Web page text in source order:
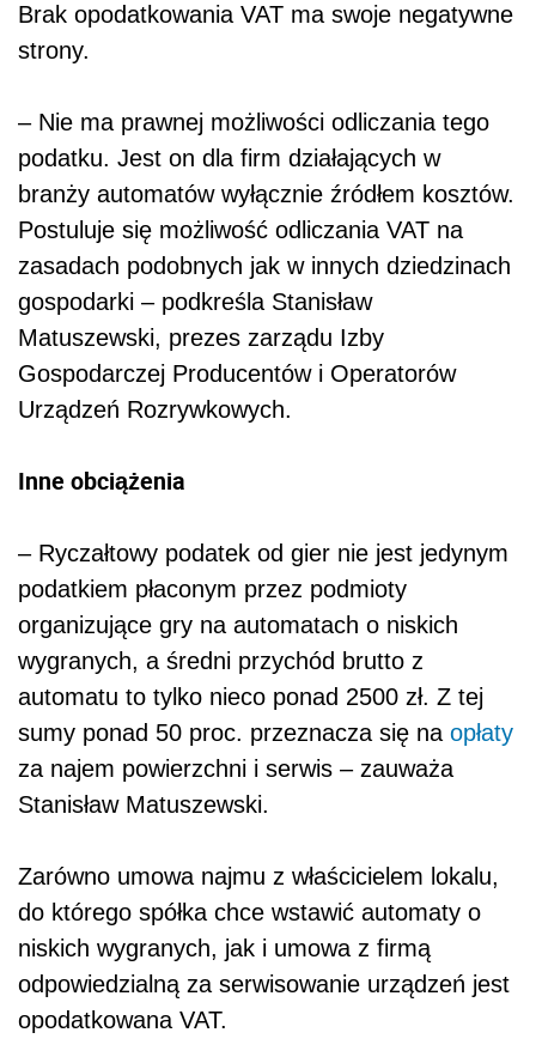
Brak opodatkowania VAT ma swoje negatywne
strony.
– Nie ma prawnej możliwości odliczania tego
podatku. Jest on dla firm działających w
branży automatów wyłącznie źródłem kosztów.
Postuluje się możliwość odliczania VAT na
zasadach podobnych jak w innych dziedzinach
gospodarki – podkreśla Stanisław
Matuszewski, prezes zarządu Izby
Gospodarczej Producentów i Operatorów
Urządzeń Rozrywkowych.
Inne obciążenia
– Ryczałtowy podatek od gier nie jest jedynym
podatkiem płaconym przez podmioty
organizujące gry na automatach o niskich
wygranych, a średni przychód brutto z
automatu to tylko nieco ponad 2500 zł. Z tej
sumy ponad 50 proc. przeznacza się na opłaty
za najem powierzchni i serwis – zauważa
Stanisław Matuszewski.
Zarówno umowa najmu z właścicielem lokalu,
do którego spółka chce wstawić automaty o
niskich wygranych, jak i umowa z firmą
odpowiedzialną za serwisowanie urządzeń jest
opodatkowana VAT.